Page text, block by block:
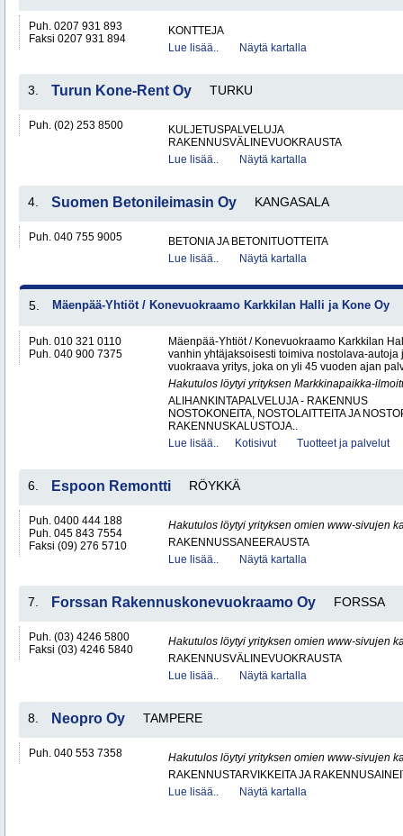
Puh. 0207 931 893
Faksi 0207 931 894
KONTTEJA
Lue lisää..
Näytä kartalla
3. Turun Kone-Rent Oy TURKU
Puh. (02) 253 8500
KULJETUSPALVELUJA
RAKENNUSVÄLINEVUOKRAUSTA
Lue lisää..
Näytä kartalla
4. Suomen Betonileimasin Oy KANGASALA
Puh. 040 755 9005
BETONIA JA BETONITUOTTEITA
Lue lisää..
Näytä kartalla
5. Mäenpää-Yhtiöt / Konevuokraamo Karkkilan Halli ja Kone Oy
Puh. 010 321 0110
Puh. 040 900 7375
Mäenpää-Yhtiöt / Konevuokraamo Karkkilan
vanhin yhtäjaksoisesti toimiva nostolava-autoja
vuokraava yritys, joka on yli 45 vuoden ajan
Hakutulos löytyi yrityksen Markkinapaikka-
ALIHANKINTAPALVELUJA - RAKENNUS
NOSTOKONEITA, NOSTOLAITTEITA JA
RAKENNUSKALUSTOJA..
Lue lisää..
Kotisivut Tuotteet ja palvelut
6. Espoon Remontti RÖYKKÄ
Puh. 0400 444 188
Puh. 045 843 7554
Faksi (09) 276 5710
Hakutulos löytyi yrityksen omien www-sivujen
RAKENNUSSANEERAUSTA
Lue lisää..
Näytä kartalla
7. Forssan Rakennuskonevuokraamo Oy FORSSA
Puh. (03) 4246 5800
Faksi (03) 4246 5840
Hakutulos löytyi yrityksen omien www-sivujen
RAKENNUSVÄLINEVUOKRAUSTA
Lue lisää..
Näytä kartalla
8. Neopro Oy TAMPERE
Puh. 040 553 7358
Hakutulos löytyi yrityksen omien www-sivujen
RAKENNUSTARVIKKEITA JA
Lue lisää..
Näytä kartalla